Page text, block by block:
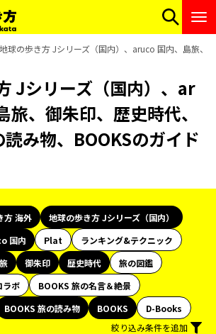
地球の歩き方 Jシリーズ（国内）、aruco 国内、島旅、
Jシリーズ（国内）、ar
旅、御朱印、歴史時代、
読み物、BOOKSのガイド
方 海外
地球の歩き方 Jシリーズ（国内）
国内 Plat
ランキング&テクニック
御朱印 歴史時代
旅の図鑑
ラボ
BOOKS 旅の名言＆絶景
BOOKS 旅の読み物 BOOKS
D-Books
絞り込み条件を追加